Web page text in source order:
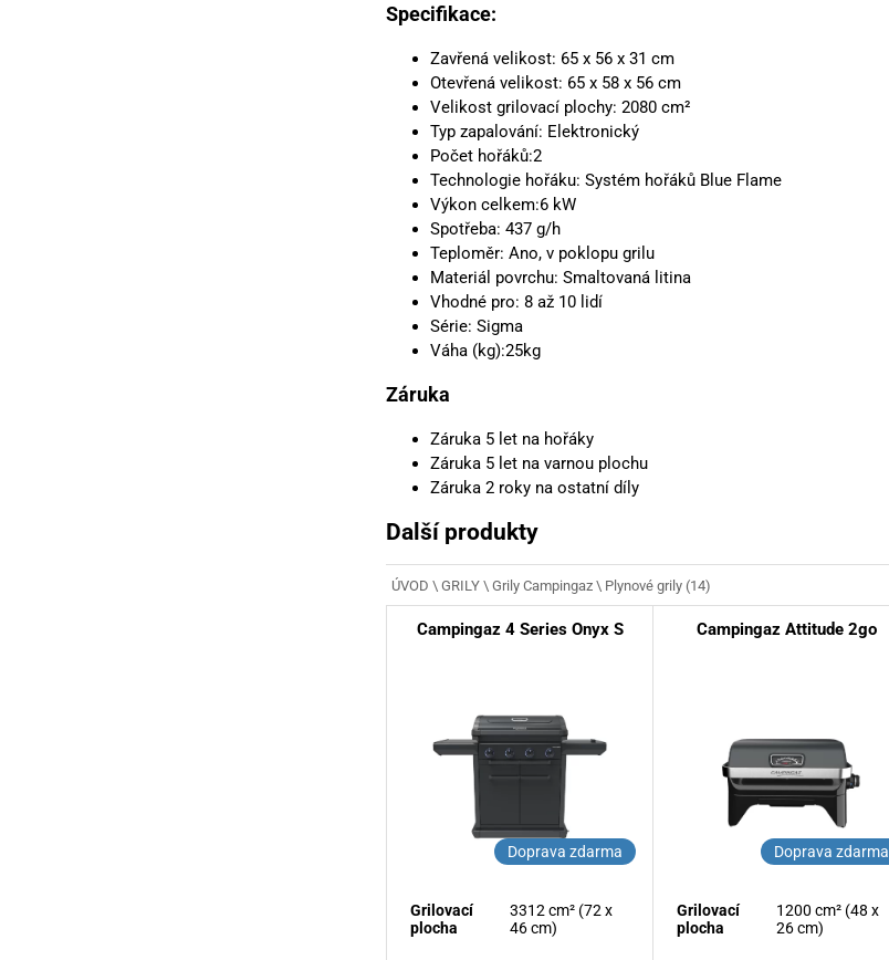
Specifikace:
Zavřená velikost: 65 x 56 x 31 cm
Otevřená velikost: 65 x 58 x 56 cm
Velikost grilovací plochy: 2080 cm²
Typ zapalování: Elektronický
Počet hořáků:2
Technologie hořáku: Systém hořáků Blue Flame
Výkon celkem:6 kW
Spotřeba: 437 g/h
Teploměr: Ano, v poklopu grilu
Materiál povrchu: Smaltovaná litina
Vhodné pro: 8 až 10 lidí
Série: Sigma
Váha (kg):25kg
Záruka
Záruka 5 let na hořáky
Záruka 5 let na varnou plochu
Záruka 2 roky na ostatní díly
Další produkty
ÚVOD \GRILY \Grily Campingaz \ Plynové grily (14)
Campingaz 4 Series Onyx S
Doprava zdarma
Grilovací
plocha
3312 cm² (72 x
46 cm)
Campingaz Attitude 2go
Doprava zdarma
Grilovací
plocha
1200 cm² (48 x
26 cm)